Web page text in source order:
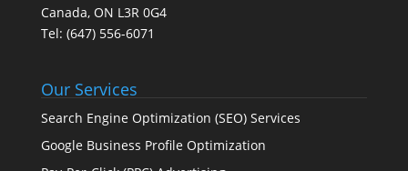
Canada, ON L3R 0G4
Tel: (647) 556-6071
Our Services
Search Engine Optimization (SEO) Services
Google Business Profile Optimization